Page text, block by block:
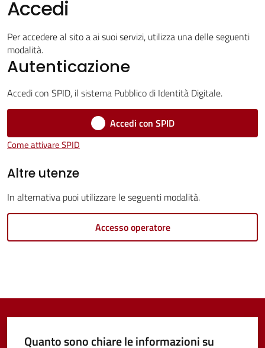
Novità
Menu selezionato
Castel
Guelfo
online
Accedi
Per accedere al sito a ai suoi servizi, utilizza una delle seguenti
modalità.
Autenticazione
Accedi con SPID, il sistema Pubblico di Identità Digitale.
Accedi con SPID
Come attivare SPID
Altre utenze
In alternativa puoi utilizzare le seguenti modalità.
Accesso operatore
Quanto sono chiare le informazioni su